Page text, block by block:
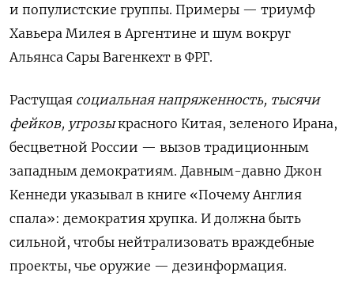
и популистские группы. Примеры — триумф
Хавьера Милея в Аргентине и шум вокруг
Альянса Сары Вагенкехт в ФРГ.
Растущая социальная напряженность, тысячи
фейков, угрозыкрасного Китая, зеленого Ирана,
бесцветной России — вызов традиционным
западным демократиям. Давным-давно Джон
Кеннеди указывал в книге «Почему Англия
спала»: демократия хрупка. И должна быть
сильной, чтобы нейтрализовать враждебные
проекты, чье оружие — дезинформация.